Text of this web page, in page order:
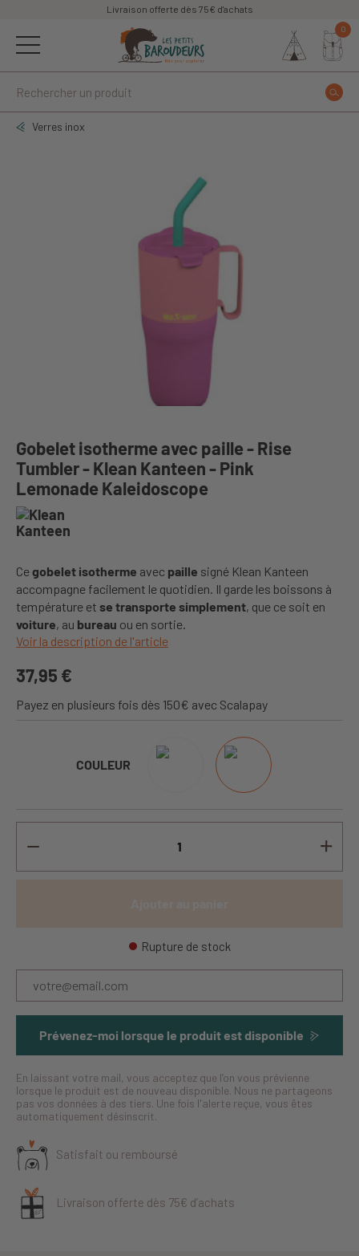
Livraison offerte dès 75€ d'achats
0
Verres inox
Gobelet isotherme avec paille - Rise
Tumbler - Klean Kanteen - Pink
Lemonade Kaleidoscope
Cegobelet isotherme avec paille signé Klean Kanteen
accompagne facilement le quotidien. Il garde les boissons à
température et se transporte simplement, que ce soit en
voiture, au bureau ou en sortie.
Voir la description de l'article
37,95 €
Payez en plusieurs fois dès 150€ avec Scalapay
COULEUR
Rupture de stock
Prévenez-moi lorsque le produit est disponible
En laissant votre mail, vous acceptez que l’on vous prévienne
lorsque le produit est de nouveau disponible. Nous ne partageons
pas vos données à des tiers. Une fois l'alerte reçue, vous êtes
automatiquement désinscrit.
Satisfait ou remboursé
Livraison offerte dès 75€ d’achats